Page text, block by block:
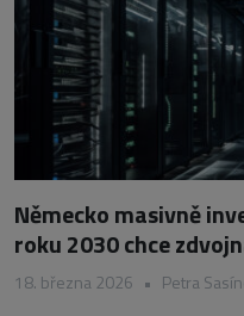
Německo masivně
roku 2030 chce
18. března 2026 • Petra